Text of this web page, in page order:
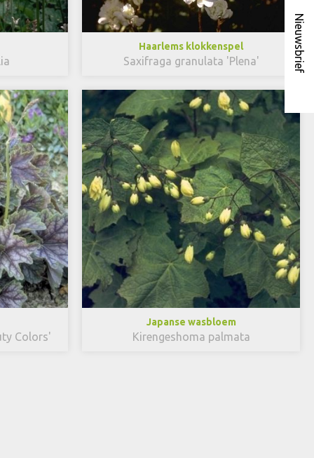
Haarlems klokkenspel
Saxifraga granulata 'Plena'
Colors'
Japanse wasbloem
Kirengeshoma palmata
Nieuwsbrief